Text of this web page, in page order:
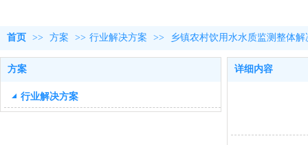
首页 >> 方案 >> 行业解决方案 >> 乡镇农村饮用水水质监测整体解
方案
行业解决方案
详细内容